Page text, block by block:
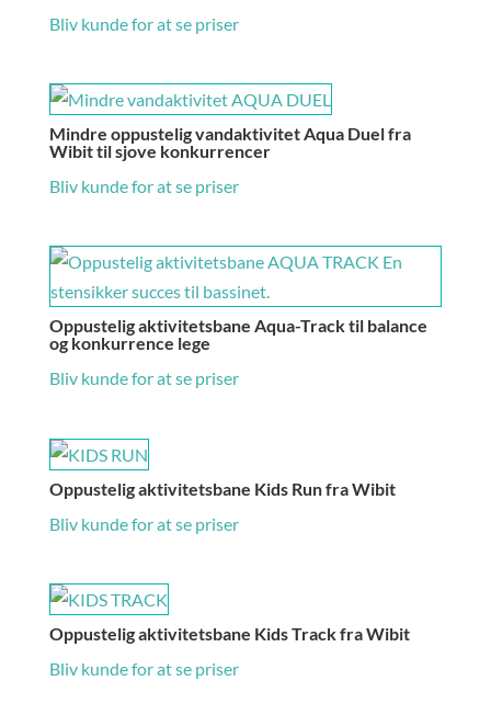
Bliv kunde for at se priser
Mindre oppustelig vandaktivitet Aqua Duel fra
Wibit til sjove konkurrencer
Bliv kunde for at se priser
Oppustelig aktivitetsbane Aqua-Track til balance
og konkurrence lege
Bliv kunde for at se priser
Oppustelig aktivitetsbane Kids Run fra Wibit
Bliv kunde for at se priser
Oppustelig aktivitetsbane Kids Track fra Wibit
Bliv kunde for at se priser